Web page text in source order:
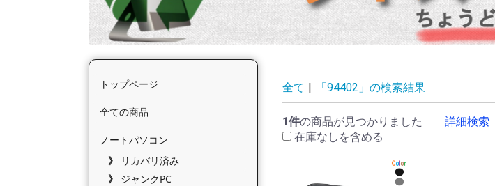
トップページ
全ての商品
ノートパソコン
リカバリ済み
ジャンクPC
全て | 「94402」の検索結果
1件の商品が見つかりました
詳細検索
在庫なしを含める